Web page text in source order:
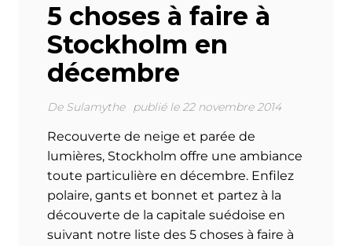
5 choses à faire à
Stockholm en
décembre
De Sulamythe publié le 22 novembre 2014
Recouverte de neige et parée de
lumières, Stockholm offre une ambiance
toute particulière en décembre. Enfilez
polaire, gants et bonnet et partez à la
découverte de la capitale suédoise en
suivant notre liste des 5 choses à faire à